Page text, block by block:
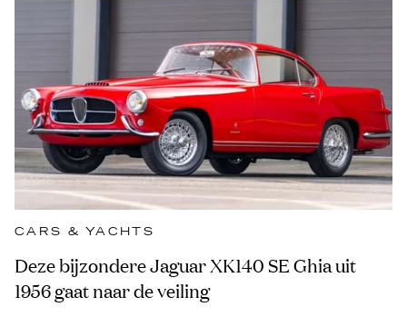
CARS & YACHTS
Deze bijzondere Jaguar XK140 SE Ghia uit
1956 gaat naar de veiling